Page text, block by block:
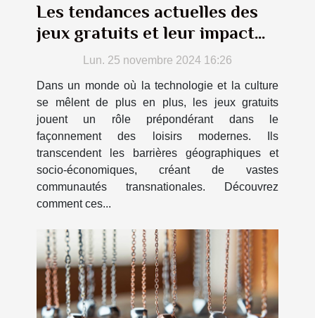
Les tendances actuelles des
jeux gratuits et leur impact
culturelLun. 25 novembre 2024 16:26
Dans un monde où la technologie et la culture
se mêlent de plus en plus, les jeux gratuits
jouent un rôle prépondérant dans le
façonnement des loisirs modernes. Ils
transcendent les barrières géographiques et
socio-économiques, créant de vastes
communautés transnationales. Découvrez
comment ces...